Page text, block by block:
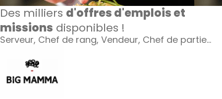
Des milliers d'offres d'emplois et
missions disponibles !
Serveur, Chef de rang, Vendeur, Chef de partie…